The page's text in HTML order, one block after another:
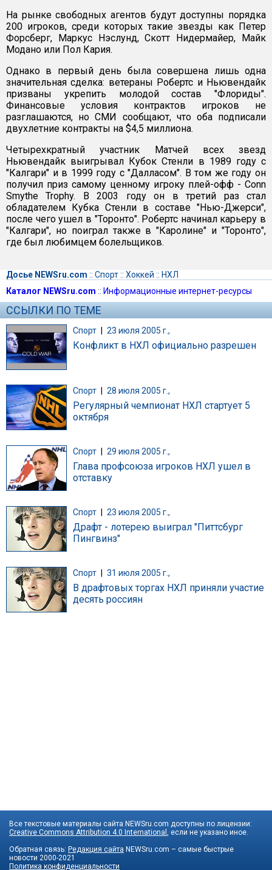
На рынке свободных агентов будут доступны порядка
200 игроков, среди которых такие звезды как Петер
Форсберг, Маркус Нэслунд, Скотт Нидермайер, Майк
Модано или Пол Кария.
Однако в первый день была совершена лишь одна
значительная сделка: ветераны Робертс и Ньювендайк
призваны укрепить молодой состав "Флориды".
Финансовые условия контрактов игроков не
разглашаются, но СМИ сообщают, что оба подписали
двухлетние контракты на $4,5 миллиона.
Четырехкратный участник Матчей всех звезд
Ньювендайк выигрывал Кубок Стенли в 1989 году с
"Калгари" и в 1999 году с "Далласом". В том же году он
получил приз самому ценному игроку плей-офф - Conn
Smythe Trophy. В 2003 году он в третий раз стал
обладателем Кубка Стенли в составе "Нью-Джерси",
после чего ушел в "Торонто". Робертс начинал карьеру в
"Калгари", но поиграл также в "Каролине" и "Торонто",
где был любимцем болельщиков.
Досье NEWSru.com :: Спорт:: Хоккей :: НХЛ
Каталог NEWSru.com :: Информационные интернет-ресурсы
ССЫЛКИ ПО ТЕМЕ
Спорт | 23 июля 2005 г.,
Конфликт в НХЛ официально разрешен
Спорт | 28 июля 2005 г.,
Регулярный чемпионат НХЛ стартует 5
октября
Спорт 29 июля 2005 г.,
Глава профсоюза игроков НХЛ ушел в
отставку
Спорт 23 июля 2005 г.,
Драфт - лотерею выиграл "Питтсбург
Пингвинз"
Спорт 31 июля 2005 г.,
В драфтовых торгах НХЛ приняли участие
десять россиян
Все текстовые материалы сайта NEWSru.com доступны по лицензии:
Creative Commons Attribution 4.0 International
, если не указано иное.
Обратная связь: Редакция сайта NEWSru.com – самые быстрые
новости 2000-2021
Политика конфиденциальности